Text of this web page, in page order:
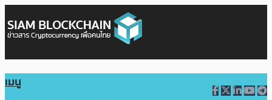
เมนู